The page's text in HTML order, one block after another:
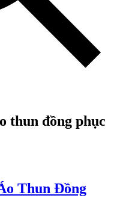
thun đồng phục
Thun Đồng